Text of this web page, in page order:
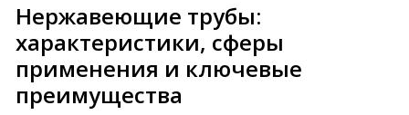
Нержавеющие трубы:
характеристики, сферы
применения и ключевые
преимущества